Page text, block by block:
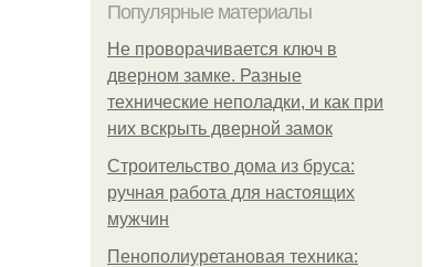
Популярные материалы
Не проворачивается ключ в
дверном замке. Разные
технические неполадки, и как при
них вскрыть дверной замок
Строительство дома из бруса:
ручная работа для настоящих
мужчин
Пенополиуретановая техника: